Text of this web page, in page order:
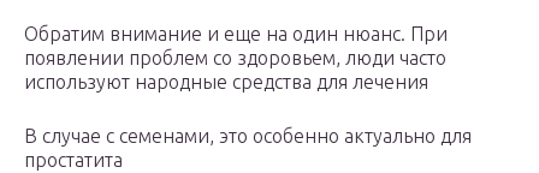
Обратим внимание и еще на один нюанс. При
появлении проблем со здоровьем, люди часто
используют народные средства для лечения
В случае с семенами, это особенно актуально для
простатита